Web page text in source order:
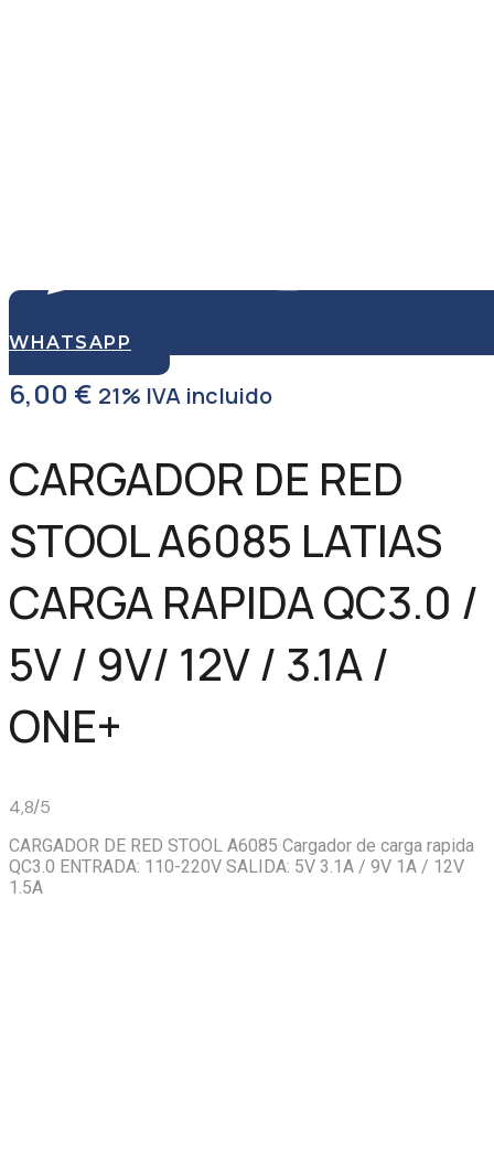
WHATSAPP
6,00 € 21% IVA incluido
CARGADOR DE RED
STOOL A6085 LATIAS
CARGA RAPIDA QC3.0 /
5V / 9V/ 12V / 3.1A /
ONE+
4,8/5
CARGADOR DE RED STOOL A6085 Cargador de carga rapida
QC3.0 ENTRADA: 110-220V SALIDA: 5V 3.1A / 9V 1A / 12V
1.5A